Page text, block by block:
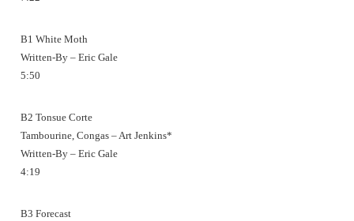
B1 White Moth
Written-By – Eric Gale
5:50
B2 Tonsue Corte
Tambourine, Congas – Art Jenkins*
Written-By – Eric Gale
4:19
B3 Forecast